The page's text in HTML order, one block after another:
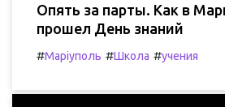
Опять за парты. Как в
прошел День знаний
#Маріуполь #Школа #учения